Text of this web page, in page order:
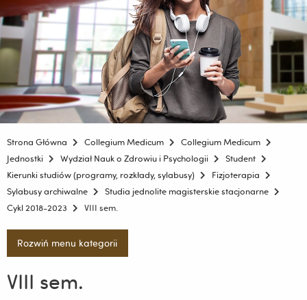
Strona Główna Collegium Medicum
Collegium Medicum
Jednostki
Wydział Nauk o Zdrowiu i Psychologii
Student
Kierunki studiów (programy, rozkłady, sylabusy)
Fizjoterapia
Sylabusy archiwalne
Studia jednolite magisterskie stacjonarne
Cykl 2018-2023
VIII sem.
Rozwiń menu kategorii
VIII sem.